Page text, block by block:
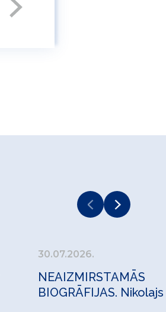
30.07.2026.
NEAIZMIRSTAMĀS
BIOGRĀFIJAS.